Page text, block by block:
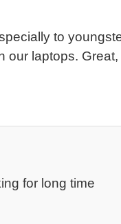
to
our laptops.
for long time